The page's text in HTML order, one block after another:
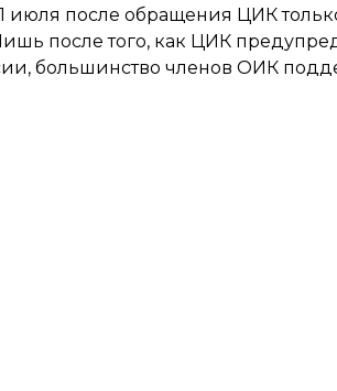
июля после обращения ЦИК
после того, как ЦИК
большинство членов ОИК